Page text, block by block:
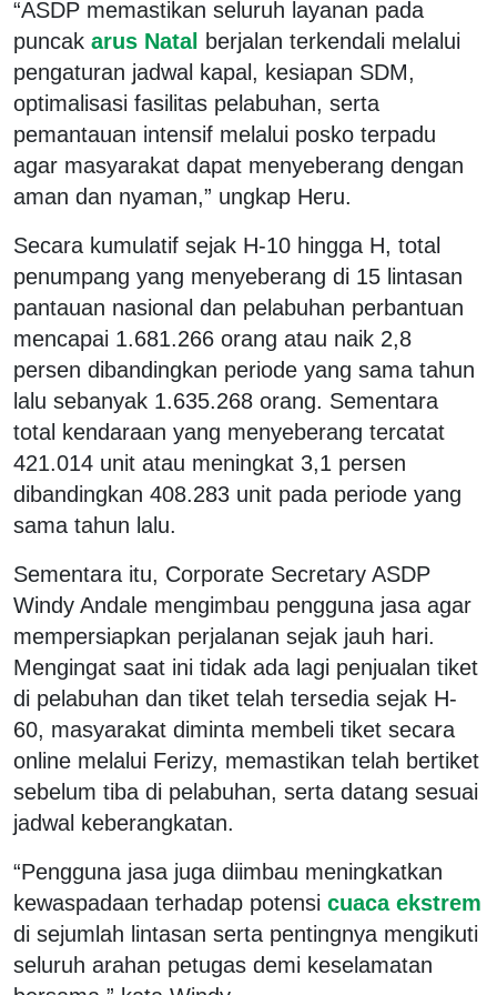
“ASDP memastikan seluruh layanan pada
puncak arus Natal
berjalan terkendali melalui
pengaturan jadwal kapal, kesiapan SDM,
optimalisasi fasilitas pelabuhan, serta
pemantauan intensif melalui posko terpadu
agar masyarakat dapat menyeberang dengan
aman dan nyaman,” ungkap Heru.
Secara kumulatif sejak H-10 hingga H, total
penumpang yang menyeberang di 15 lintasan
pantauan nasional dan pelabuhan perbantuan
mencapai 1.681.266 orang atau naik 2,8
persen dibandingkan periode yang sama tahun
lalu sebanyak 1.635.268 orang. Sementara
total kendaraan yang menyeberang tercatat
421.014 unit atau meningkat 3,1 persen
dibandingkan 408.283 unit pada periode yang
sama tahun lalu.
Sementara itu, Corporate Secretary ASDP
Windy Andale mengimbau pengguna jasa agar
mempersiapkan perjalanan sejak jauh hari.
Mengingat saat ini tidak ada lagi penjualan tiket
di pelabuhan dan tiket telah tersedia sejak H-
60, masyarakat diminta membeli tiket secara
online melalui Ferizy, memastikan telah bertiket
sebelum tiba di pelabuhan, serta datang sesuai
jadwal keberangkatan.
“Pengguna jasa juga diimbau meningkatkan
kewaspadaan terhadap potensi cuaca ekstrem
di sejumlah lintasan serta pentingnya mengikuti
seluruh arahan petugas demi keselamatan